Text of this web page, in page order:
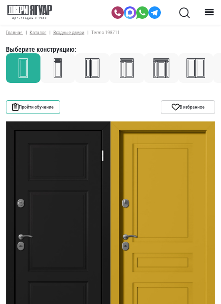
Главная Каталог Входные двери Termo 198711
Выберите конструкцию:
Пройти обучение В избранное